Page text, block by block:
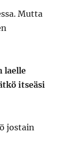
Mutta
laelle
itseäsi
jostain